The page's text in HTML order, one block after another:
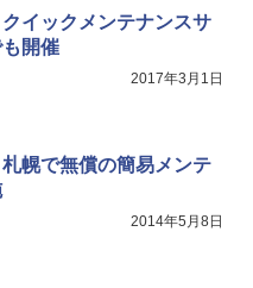
イックメンテナンスサ
開催
2017年3月1日
幌で無償の簡易メンテ
2014年5月8日